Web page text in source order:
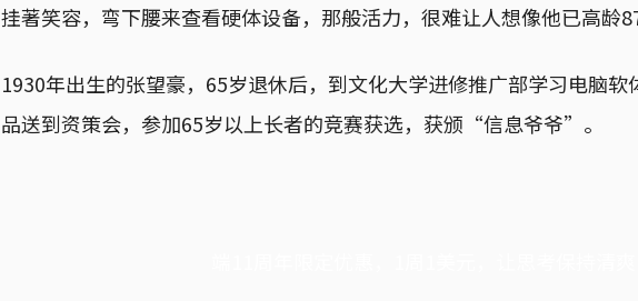
挂著笑容，弯下腰来查看硬体设备，那般活力，很难让人想像他已高龄87
1930年出生的张望豪，65岁退休后，到文化大学进修推广部学习电脑
品送到资策会，参加65岁以上长者的竞赛获选，获颁“信息爷爷”。